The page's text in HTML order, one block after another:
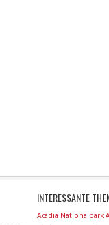
INTERESSANTE
Acadia Nationalpark